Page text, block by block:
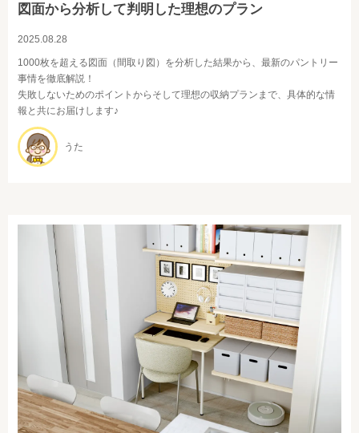
図面から分析して判明した理想のプラン
2025.08.28
1000枚を超える図面（間取り図）を分析した結果から、最新のパントリー
事情を徹底解説！
失敗しないためのポイントからそして理想の収納プランまで、具体的な情
報と共にお届けします♪
うた